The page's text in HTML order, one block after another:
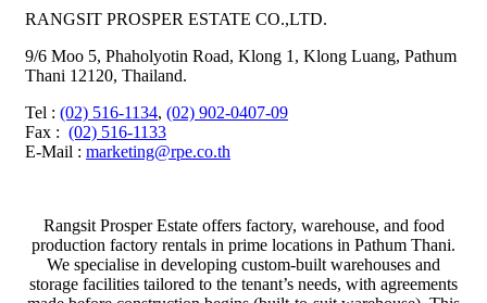
RANGSIT PROSPER ESTATE CO.,LTD.
9/6 Moo 5, Phaholyotin Road, Klong 1, Klong Luang, Pathum
Thani 12120, Thailand.
Tel : (02) 516-1134, (02) 902-0407-09
Fax : (02) 516-1133
E-Mail : marketing@rpe.co.th
Rangsit Prosper Estate offers factory, warehouse, and food
production factory rentals in prime locations in Pathum Thani.
We specialise in developing custom-built warehouses and
storage facilities tailored to the tenant’s needs, with agreements